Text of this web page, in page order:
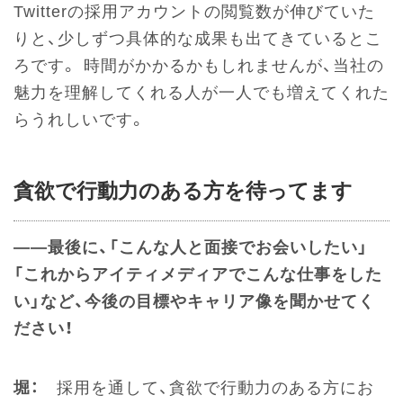
Twitterの採用アカウントの閲覧数が伸びていた
りと、少しずつ具体的な成果も出てきているとこ
ろです。 時間がかかるかもしれませんが、当社の
魅力を理解してくれる人が一人でも増えてくれた
らうれしいです。
貪欲で行動力のある方を待ってます
――最後に、「こんな人と面接でお会いしたい」
「これからアイティメディアでこんな仕事をした
い」など、今後の目標やキャリア像を聞かせてく
ださい！
堀：
採用を通して、貪欲で行動力のある方にお